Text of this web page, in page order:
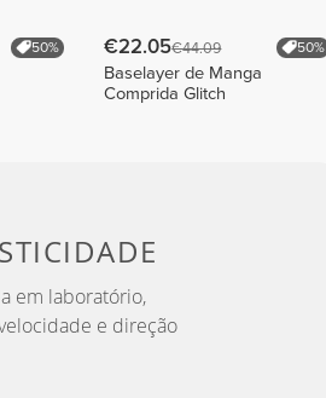
50% €22.05€44.09 50%
Baselayer de Manga
Comprida Glitch
em laboratório,
e direção